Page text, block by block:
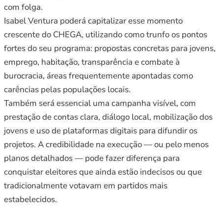
com folga.
Isabel Ventura poderá capitalizar esse momento
crescente do CHEGA, utilizando como trunfo os pontos
fortes do seu programa: propostas concretas para jovens,
emprego, habitação, transparência e combate à
burocracia, áreas frequentemente apontadas como
carências pelas populações locais.
Também será essencial uma campanha visível, com
prestação de contas clara, diálogo local, mobilização dos
jovens e uso de plataformas digitais para difundir os
projetos. A credibilidade na execução — ou pelo menos
planos detalhados — pode fazer diferença para
conquistar eleitores que ainda estão indecisos ou que
tradicionalmente votavam em partidos mais
estabelecidos.